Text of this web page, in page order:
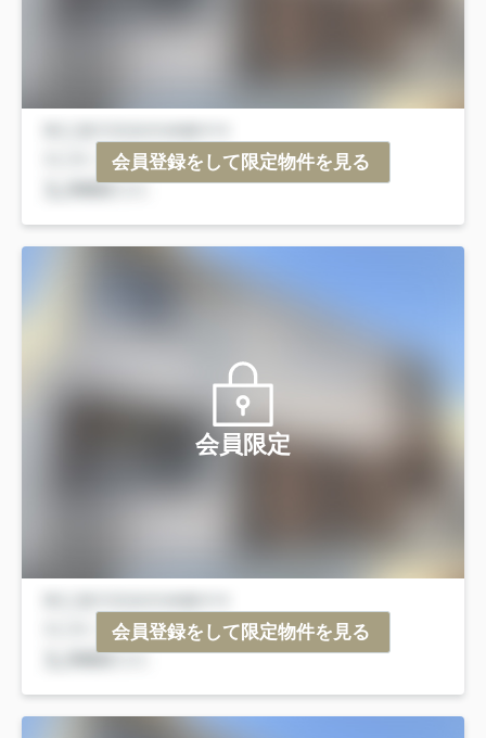
会員登録をして限定物件を見る
会員限定
会員登録をして限定物件を見る